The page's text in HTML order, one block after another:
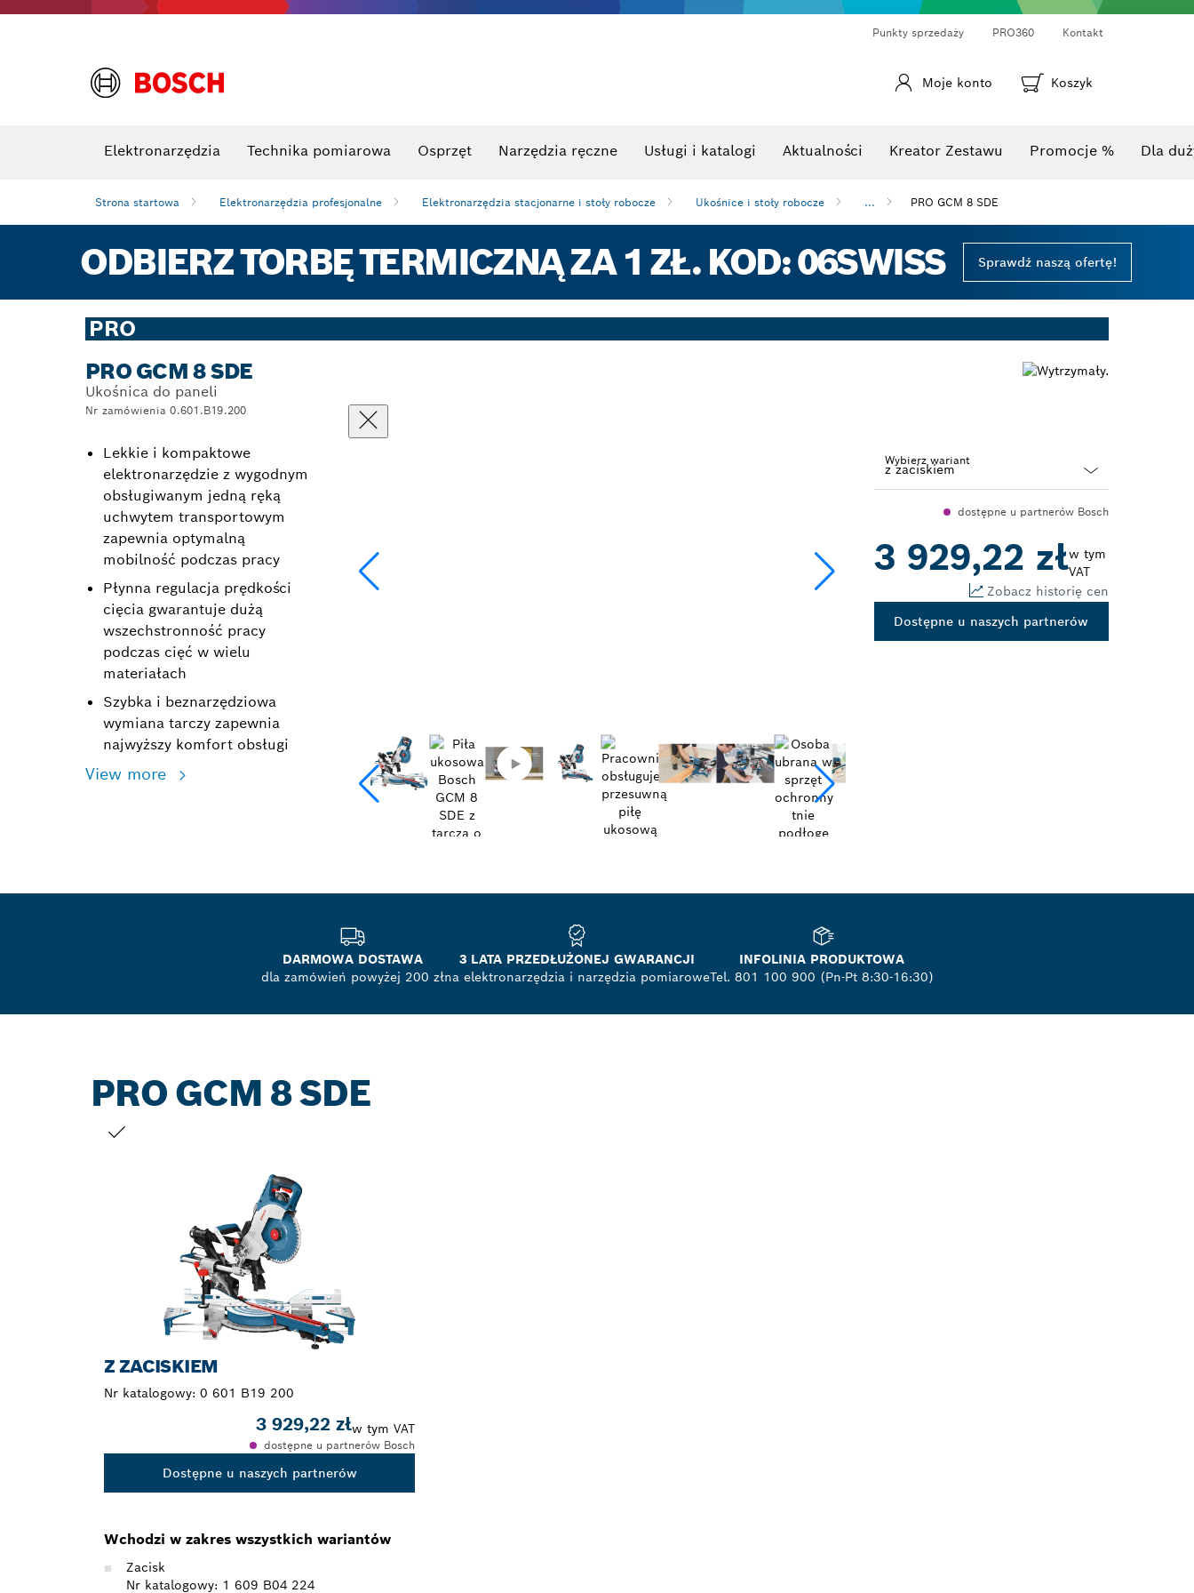
Punkty sprzedaży PRO360 Kontakt
Moje konto Koszyk
Elektronarzędzia Technika pomiarowa Osprzęt Narzędzia ręczne Usługi i katalogi Aktualności Kreator Zestawu Promocje % Dla
Strona startowa Elektronarzędzia profesjonalne Elektronarzędzia stacjonarne i stoły robocze Ukośnice i stoły robocze ... PRO GCM 8 SDE
ODBIERZ TORBĘ TERMICZNĄ ZA 1 ZŁ. KOD: 06SWISS Sprawdź naszą ofertę!
PRO
PRO GCM 8 SDE
Ukośnica do paneli
Nr zamówienia 0.601.B19.200
Lekkie i kompaktowe
elektronarzędzie z wygodnym
obsługiwanym jedną ręką
uchwytem transportowym
zapewnia optymalną
mobilność podczas pracy
Płynna regulacja prędkości
cięcia gwarantuje dużą
wszechstronność pracy
podczas cięć w wielu
materiałach
Szybka i beznarzędziowa
wymiana tarczy zapewnia
najwyższy komfort obsługi
View more
Wybierz wariant
dostępne u partnerów Bosch
3 929,22 złw tym
VAT
Zobacz historię cen
Dostępne u naszych partnerów
DARMOWA DOSTAWA
dla zamówień powyżej 200 zł
3 LATA PRZEDŁUŻONEJ GWARANCJI
na elektronarzędzia i narzędzia pomiarowe
INFOLINIA PRODUKTOWA
Tel. 801 100 900 (Pn-Pt 8:30-16:30)
PRO GCM 8 SDE
Z ZACISKIEM
Nr katalogowy: 0 601 B19 200
3 929,22 złw tym VAT
dostępne u partnerów Bosch
Dostępne u naszych partnerów
Wchodzi w zakres wszystkich wariantów
Zacisk
Nr katalogowy: 1 609 B04 224